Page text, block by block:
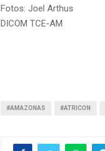
Fotos: Joel Arthus
DICOM TCE-AM
#AMAZONAS #ATRICON